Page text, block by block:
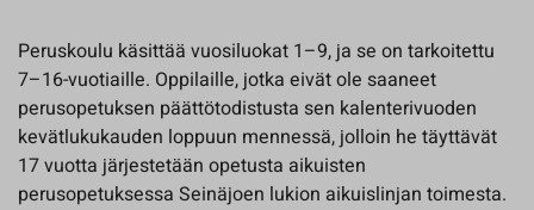
Peruskoulu käsittää vuosiluokat 1–9, ja se on tarkoitettu
7–16-vuotiaille. Oppilaille, jotka eivät ole saaneet
perusopetuksen päättötodistusta sen kalenterivuoden
kevätlukukauden loppuun mennessä, jolloin he täyttävät
17 vuotta järjestetään opetusta aikuisten
perusopetuksessa Seinäjoen lukion aikuislinjan toimesta.